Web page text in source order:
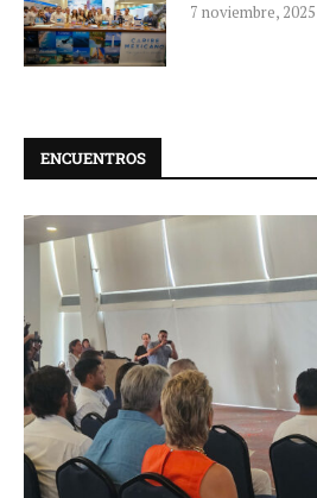
7 noviembre, 2025
ENCUENTROS